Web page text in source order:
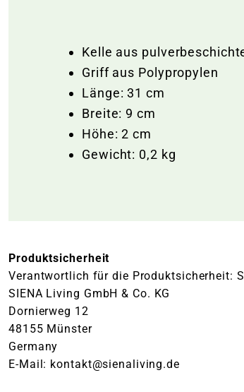
Kelle aus
Griff aus Polypropylen
Länge: 31 cm
Breite: 9 cm
Höhe: 2 cm
Gewicht: 0,2 kg
Produktsicherheit
Verantwortlich für die Produktsicherheit:
SIENA Living GmbH & Co. KG
Dornierweg 12
48155 Münster
Germany
E-Mail: kontakt@sienaliving.de